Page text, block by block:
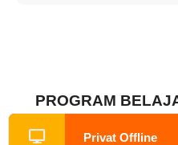
PROGRAM
Privat Offline